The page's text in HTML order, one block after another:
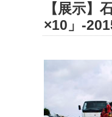
【展示】
×10」-